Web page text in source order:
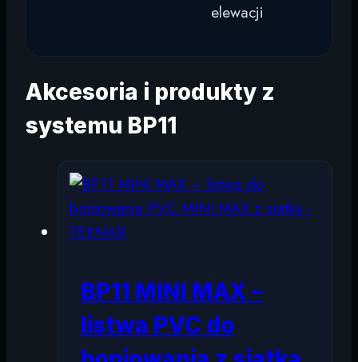
elewacji
Akcesoria i produkty z
systemu BP11
BP11 MINI MAX –
listwa PVC do